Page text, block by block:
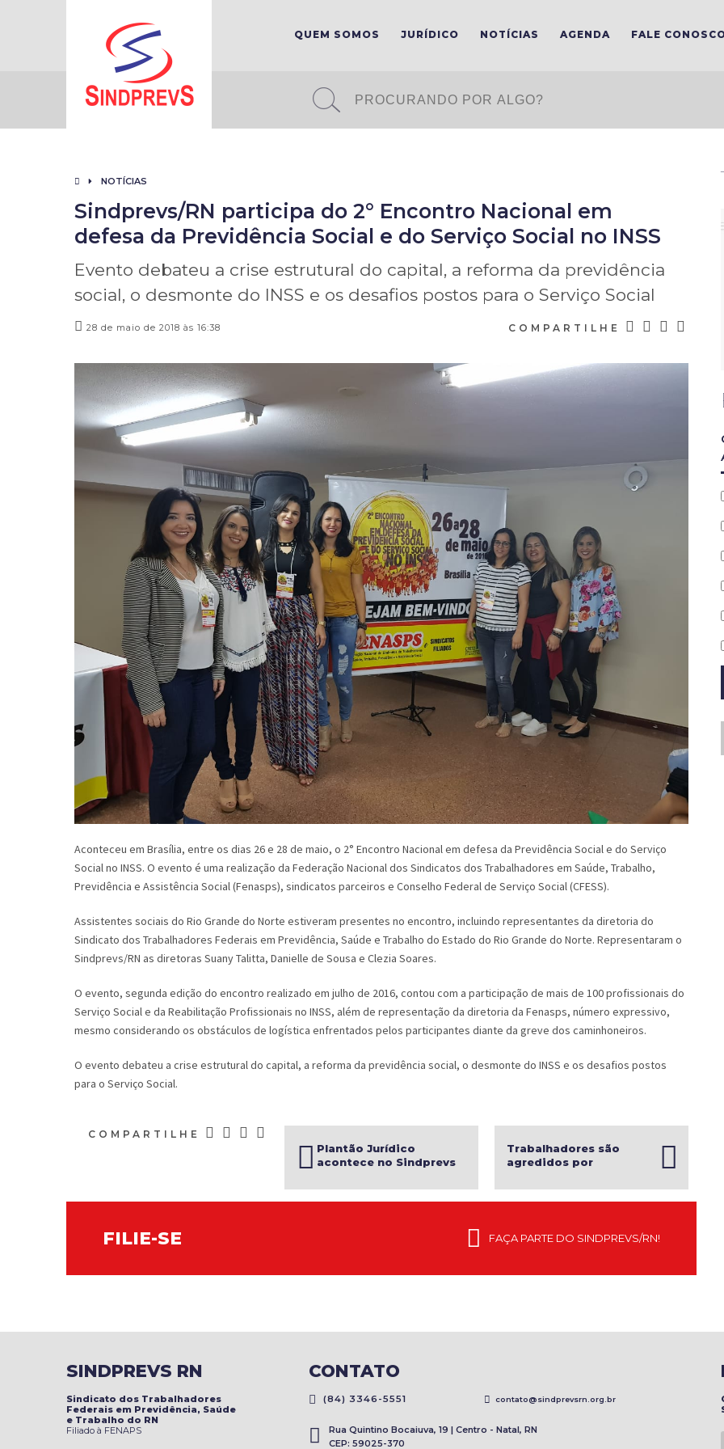
QUEM SOMOS JURÍDICO NOTÍCIAS AGENDA FALE
NOTÍCIAS
Sindprevs/RN participa do 2° Encontro Nacional em
defesa da Previdência Social e do Serviço Social no INSS
Evento debateu a crise estrutural do capital, a reforma da previdência
social, o desmonte do INSS e os desafios postos para o Serviço Social
28 de maio de 2018 às 16:38 COMPARTILHE
Aconteceu em Brasília, entre os dias 26 e 28 de maio, o 2° Encontro Nacional em defesa da Previdência Social e do Serviço
Social no INSS. O evento é uma realização da Federação Nacional dos Sindicatos dos Trabalhadores em Saúde, Trabalho,
Previdência e Assistência Social (Fenasps), sindicatos parceiros e Conselho Federal de Serviço Social (CFESS).
Assistentes sociais do Rio Grande do Norte estiveram presentes no encontro, incluindo representantes da diretoria do
Sindicato dos Trabalhadores Federais em Previdência, Saúde e Trabalho do Estado do Rio Grande do Norte. Representaram o
Sindprevs/RN as diretoras Suany Talitta, Danielle de Sousa e Clezia Soares.
O evento, segunda edição do encontro realizado em julho de 2016, contou com a participação de mais de 100 profissionais do
Serviço Social e da Reabilitação Profissionais no INSS, além de representação da diretoria da Fenasps, número expressivo,
mesmo considerando os obstáculos de logística enfrentados pelos participantes diante da greve dos caminhoneiros.
O evento debateu a crise estrutural do capital, a reforma da previdência social, o desmonte do INSS e os desafios postos
para o Serviço Social.
COMPARTILHE
Plantão Jurídico
acontece no Sindprevs
Trabalhadores são
agredidos por
sede do INSS
FILIE-SE FAÇA PARTE DO SINDPREVS/RN!
SINDPREVS RN
Sindicato dos Trabalhadores
Federais em Previdência, Saúde
e Trabalho do RN
Filiado à FENAPS
CONTATO
(84) 3346-5551 contato@sindprevsrn.org.br
Rua Quintino Bocaiuva, 19 | Centro - Natal, RN
CEP: 59025-370